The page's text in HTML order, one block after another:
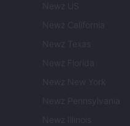
Newz US
Newz California
Newz Texas
Newz Florida
Newz New York
Newz Pennsylvania
Newz Illinois